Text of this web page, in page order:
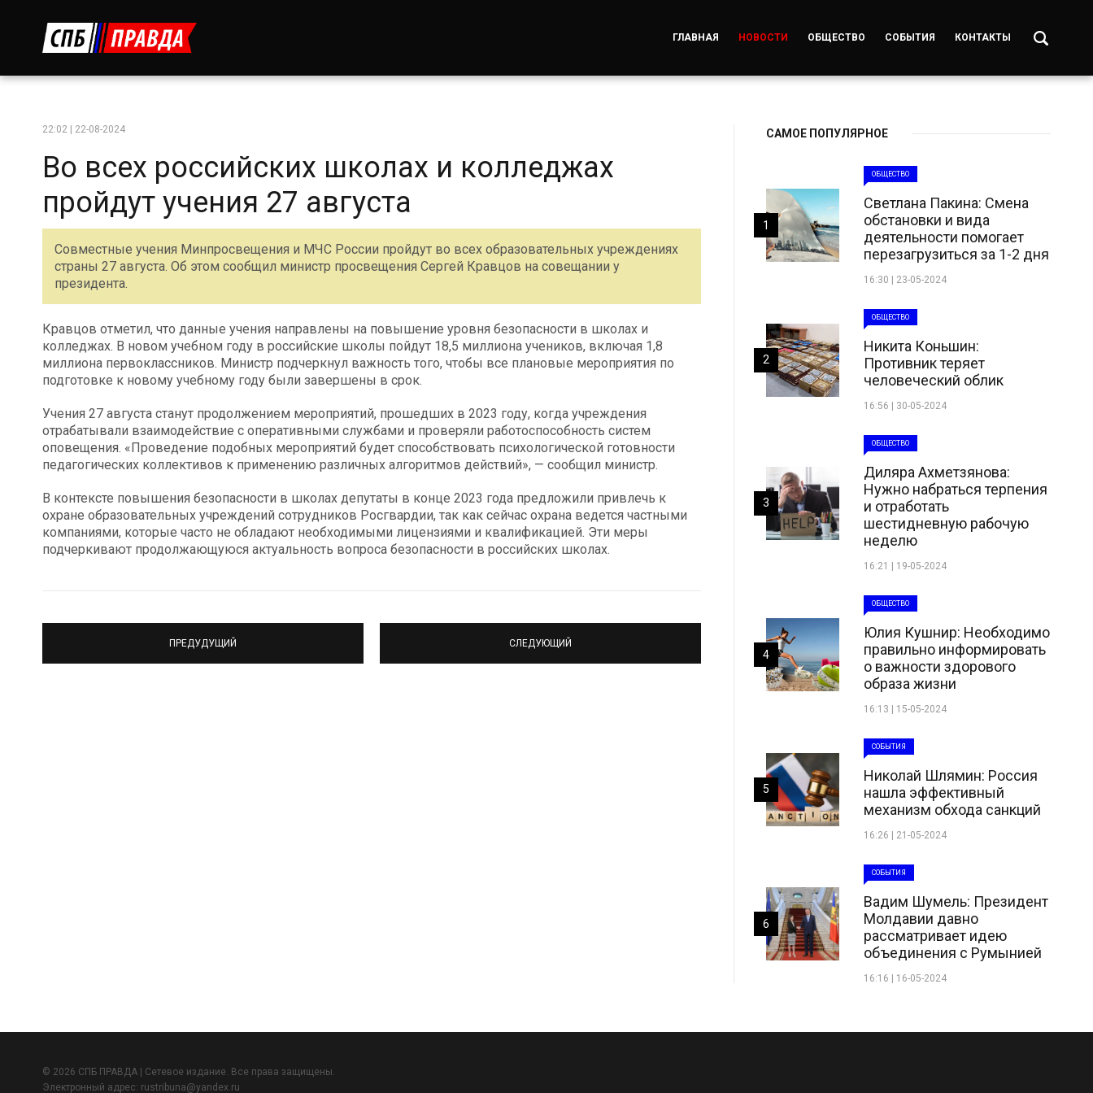
ГЛАВНАЯ НОВОСТИ ОБЩЕСТВО СОБЫТИЯ КОНТАКТЫ
22:02 | 22-08-2024
Во всех российских школах и колледжах
пройдут учения 27 августа
Совместные учения Минпросвещения и МЧС России пройдут во всех образовательных учреждениях
страны 27 августа. Об этом сообщил министр просвещения Сергей Кравцов на совещании у
президента.
Кравцов отметил, что данные учения направлены на повышение уровня безопасности в школах и
колледжах. В новом учебном году в российские школы пойдут 18,5 миллиона учеников, включая 1,8
миллиона первоклассников. Министр подчеркнул важность того, чтобы все плановые мероприятия по
подготовке к новому учебному году были завершены в срок.
Учения 27 августа станут продолжением мероприятий, прошедших в 2023 году, когда учреждения
отрабатывали взаимодействие с оперативными службами и проверяли работоспособность систем
оповещения. «Проведение подобных мероприятий будет способствовать психологической готовности
педагогических коллективов к применению различных алгоритмов действий», — сообщил министр.
В контексте повышения безопасности в школах депутаты в конце 2023 года предложили привлечь к
охране образовательных учреждений сотрудников Росгвардии, так как сейчас охрана ведется частными
компаниями, которые часто не обладают необходимыми лицензиями и квалификацией. Эти меры
подчеркивают продолжающуюся актуальность вопроса безопасности в российских школах.
ПРЕДУДУЩИЙ СЛЕДУЮЩИЙ
САМОЕ ПОПУЛЯРНОЕ
ОБЩЕСТВО
Светлана Пакина: Смена
обстановки и вида
деятельности помогает
перезагрузиться за 1-2 дня
16:30 | 23-05-2024
1
ОБЩЕСТВО
Никита Коньшин:
Противник теряет
человеческий облик
16:56 | 30-05-2024
2
ОБЩЕСТВО
Диляра Ахметзянова:
Нужно набраться терпения
и отработать
шестидневную рабочую
неделю
16:21 | 19-05-2024
3
ОБЩЕСТВО
Юлия Кушнир: Необходимо
правильно информировать
о важности здорового
образа жизни
16:13 | 15-05-2024
4
СОБЫТИЯ
Николай Шлямин: Россия
нашла эффективный
механизм обхода санкций
16:26 | 21-05-2024
5
СОБЫТИЯ
Вадим Шумель: Президент
Молдавии давно
рассматривает идею
объединения с Румынией
16:16 | 16-05-2024
6
© 2026 СПБ ПРАВДА | Сетевое издание. Все права защищены.
Электронный адрес: rustribuna@yandex.ru